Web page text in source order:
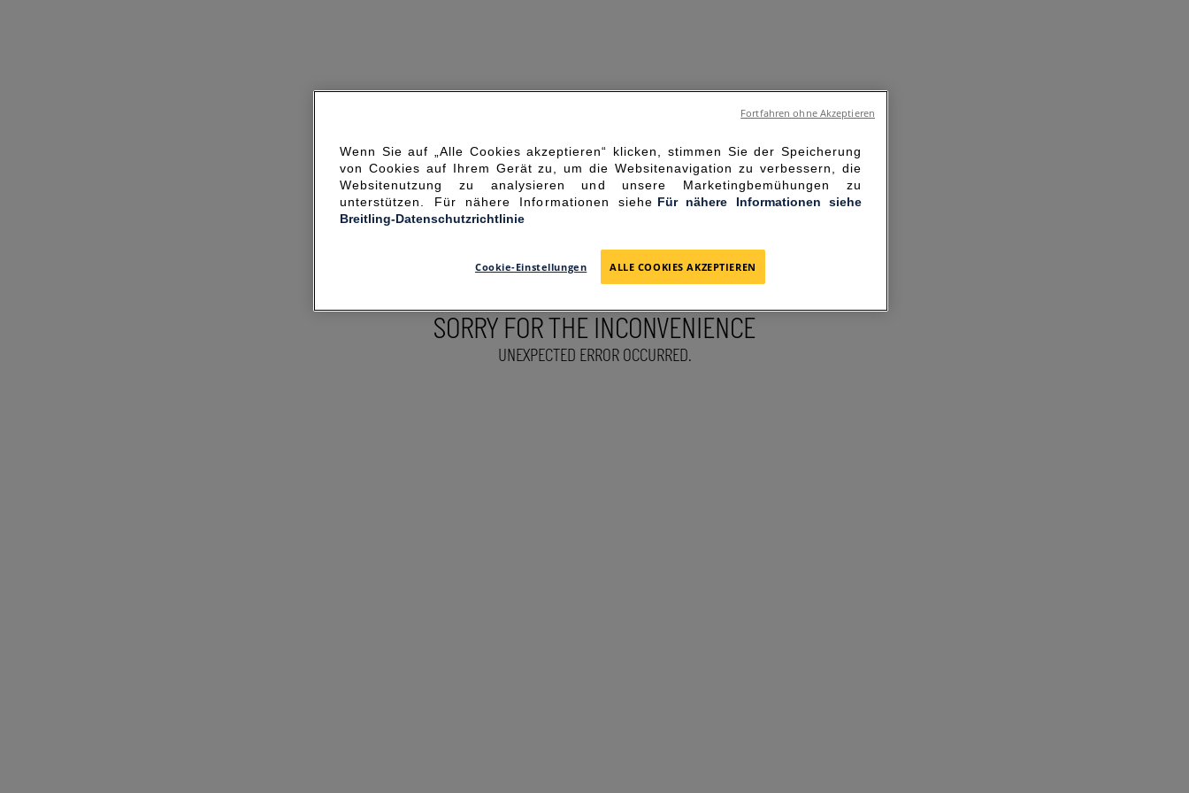
SORRY FOR THE INCONVENIENCE
UNEXPECTED ERROR OCCURRED.
Wenn Sie auf „Alle Cookies akzeptieren“ klicken, stimmen Sie der Speicherung
von Cookies auf Ihrem Gerät zu, um die Websitenavigation zu verbessern, die
Websitenutzung zu analysieren und unsere Marketingbemühungen zu
unterstützen. Für nähere Informationen siehe Für nähere Informationen siehe
Breitling-Datenschutzrichtlinie
Cookie-Einstellungen ALLE COOKIES AKZEPTIEREN
Fortfahren ohne Akzeptieren